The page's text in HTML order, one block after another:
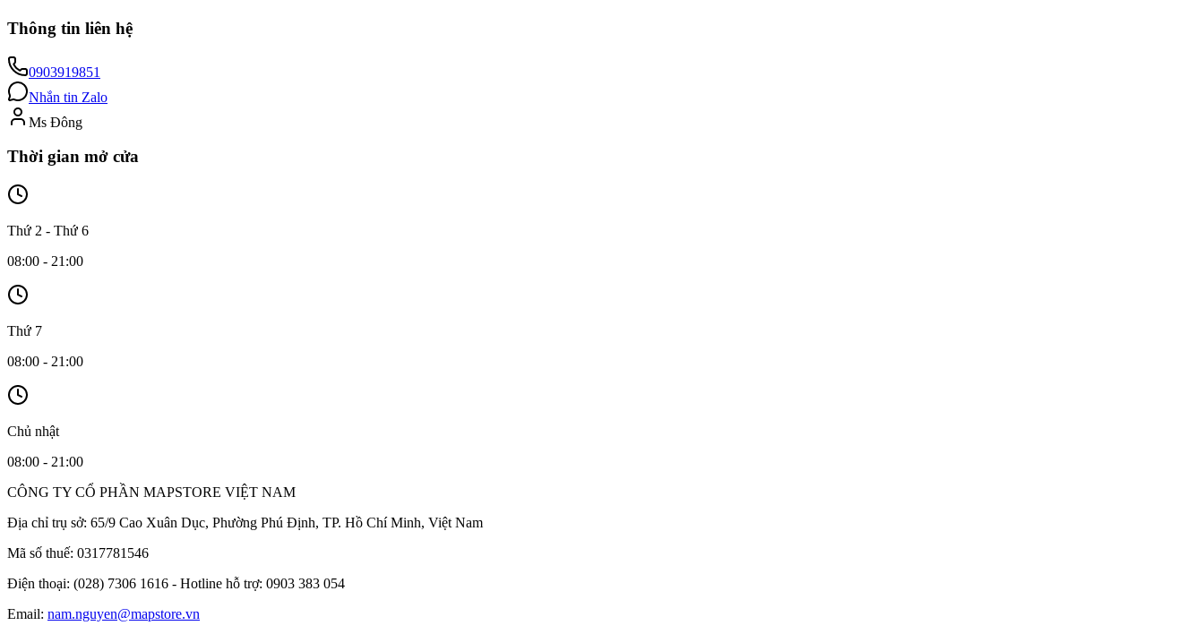
Thông tin liên hệ
0903919851
Nhắn tin Zalo
Ms Đông
Thời gian mở cửa
Thứ 2 - Thứ 6
08:00 - 21:00
Thứ 7
08:00 - 21:00
Chủ nhật
08:00 - 21:00
CÔNG TY CỔ PHẦN MAPSTORE VIỆT NAM
Địa chỉ trụ sở: 65/9 Cao Xuân Dục, Phường Phú Định, TP. Hồ Chí Minh, Việt Nam
Mã số thuế: 0317781546
Điện thoại: (028) 7306 1616 - Hotline hỗ trợ: 0903 383 054
Email: nam.nguyen@mapstore.vn